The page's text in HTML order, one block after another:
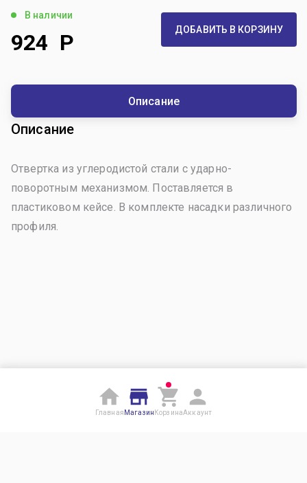
В наличии
924 Р ДОБАВИТЬ В КОРЗИНУ
Описание
Описание
Отвертка из углеродистой стали с ударно-
поворотным механизмом. Поставляется в
пластиковом кейсе. В комплекте насадки различного
профиля.
Главная Магазин КорзинаАккаунт